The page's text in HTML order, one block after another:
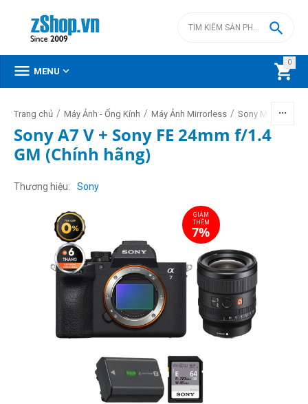
0


 MENU 
Trang chủ / Máy Ảnh - Ống Kính / Máy Ảnh Mirrorless / Sony Mirrorless
Sony A7 V + Sony FE 24mm f/1.4
GM (Chính hãng)
Thương hiệu Sony